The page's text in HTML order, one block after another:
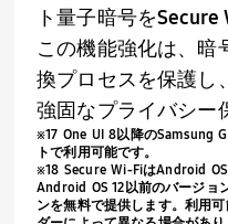
ト量子暗号をSecure
この機能強化は、暗
換プロセスを保護し
強固なプライバシー
※17 One UI 8以降のSamsung
トで利用可能です。
※18 Secure Wi-FiはAndroid
Android OS 12以前のバージョ
ンを無料で提供します。利用